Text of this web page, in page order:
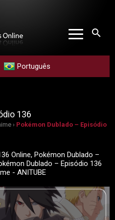
search
Português
136
› Pokémon Dublado – Episódio
Online, Pokémon Dublado –
Dublado – Episódio 136
- ANITUBE